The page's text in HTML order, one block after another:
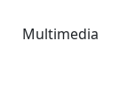
Multimedia